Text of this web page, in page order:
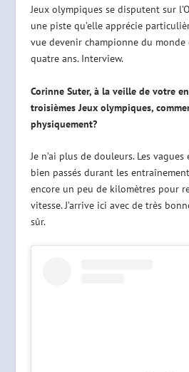
Jeux olympiques se disputent sur
une piste qu’elle apprécie
vue devenir championne du monde
quatre ans. Interview.
Corinne Suter, à la veille de votre
troisièmes Jeux olympiques,
physiquement?
Je n’ai plus de douleurs. Les
bien passés durant les
encore un peu de kilomètres pour
vitesse. J’arrive ici avec de très
sûr.